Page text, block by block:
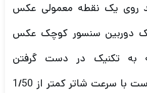
روی یک نقطه معمولی عکس
دوربین سنسور کوچک عکس
به تکنیک در دست گرفتن
دوربین، ممکن است با سرعت شاتر کمتر از 1/50